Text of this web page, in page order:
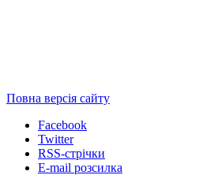
Повна версія сайту
Facebook
Twitter
RSS-стрічки
E-mail розсилка